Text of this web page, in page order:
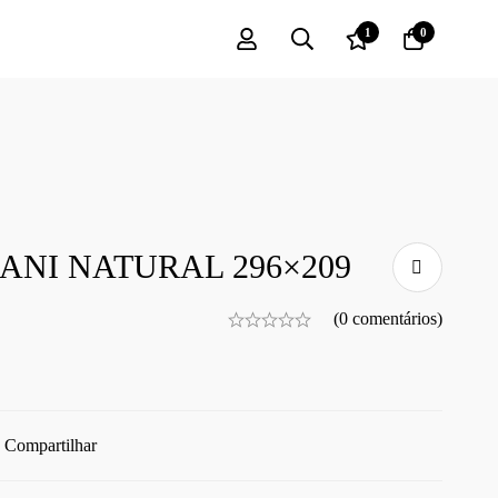
1 0
NATURAL 296×209
(0 comentários)
Compartilhar